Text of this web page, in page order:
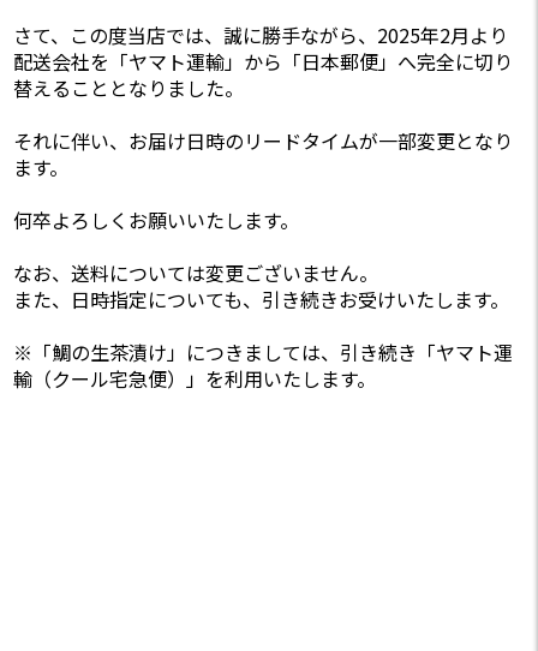
さて、この度当店では、誠に勝手ながら、2025年2月より
配送会社を「ヤマト運輸」から「日本郵便」へ完全に切り
替えることとなりました。
それに伴い、お届け日時のリードタイムが一部変更となり
ます。
何卒よろしくお願いいたします。
なお、送料については変更ございません。
また、日時指定についても、引き続きお受けいたします。
※「鯛の生茶漬け」につきましては、引き続き「ヤマト運
輸（クール宅急便）」を利用いたします。